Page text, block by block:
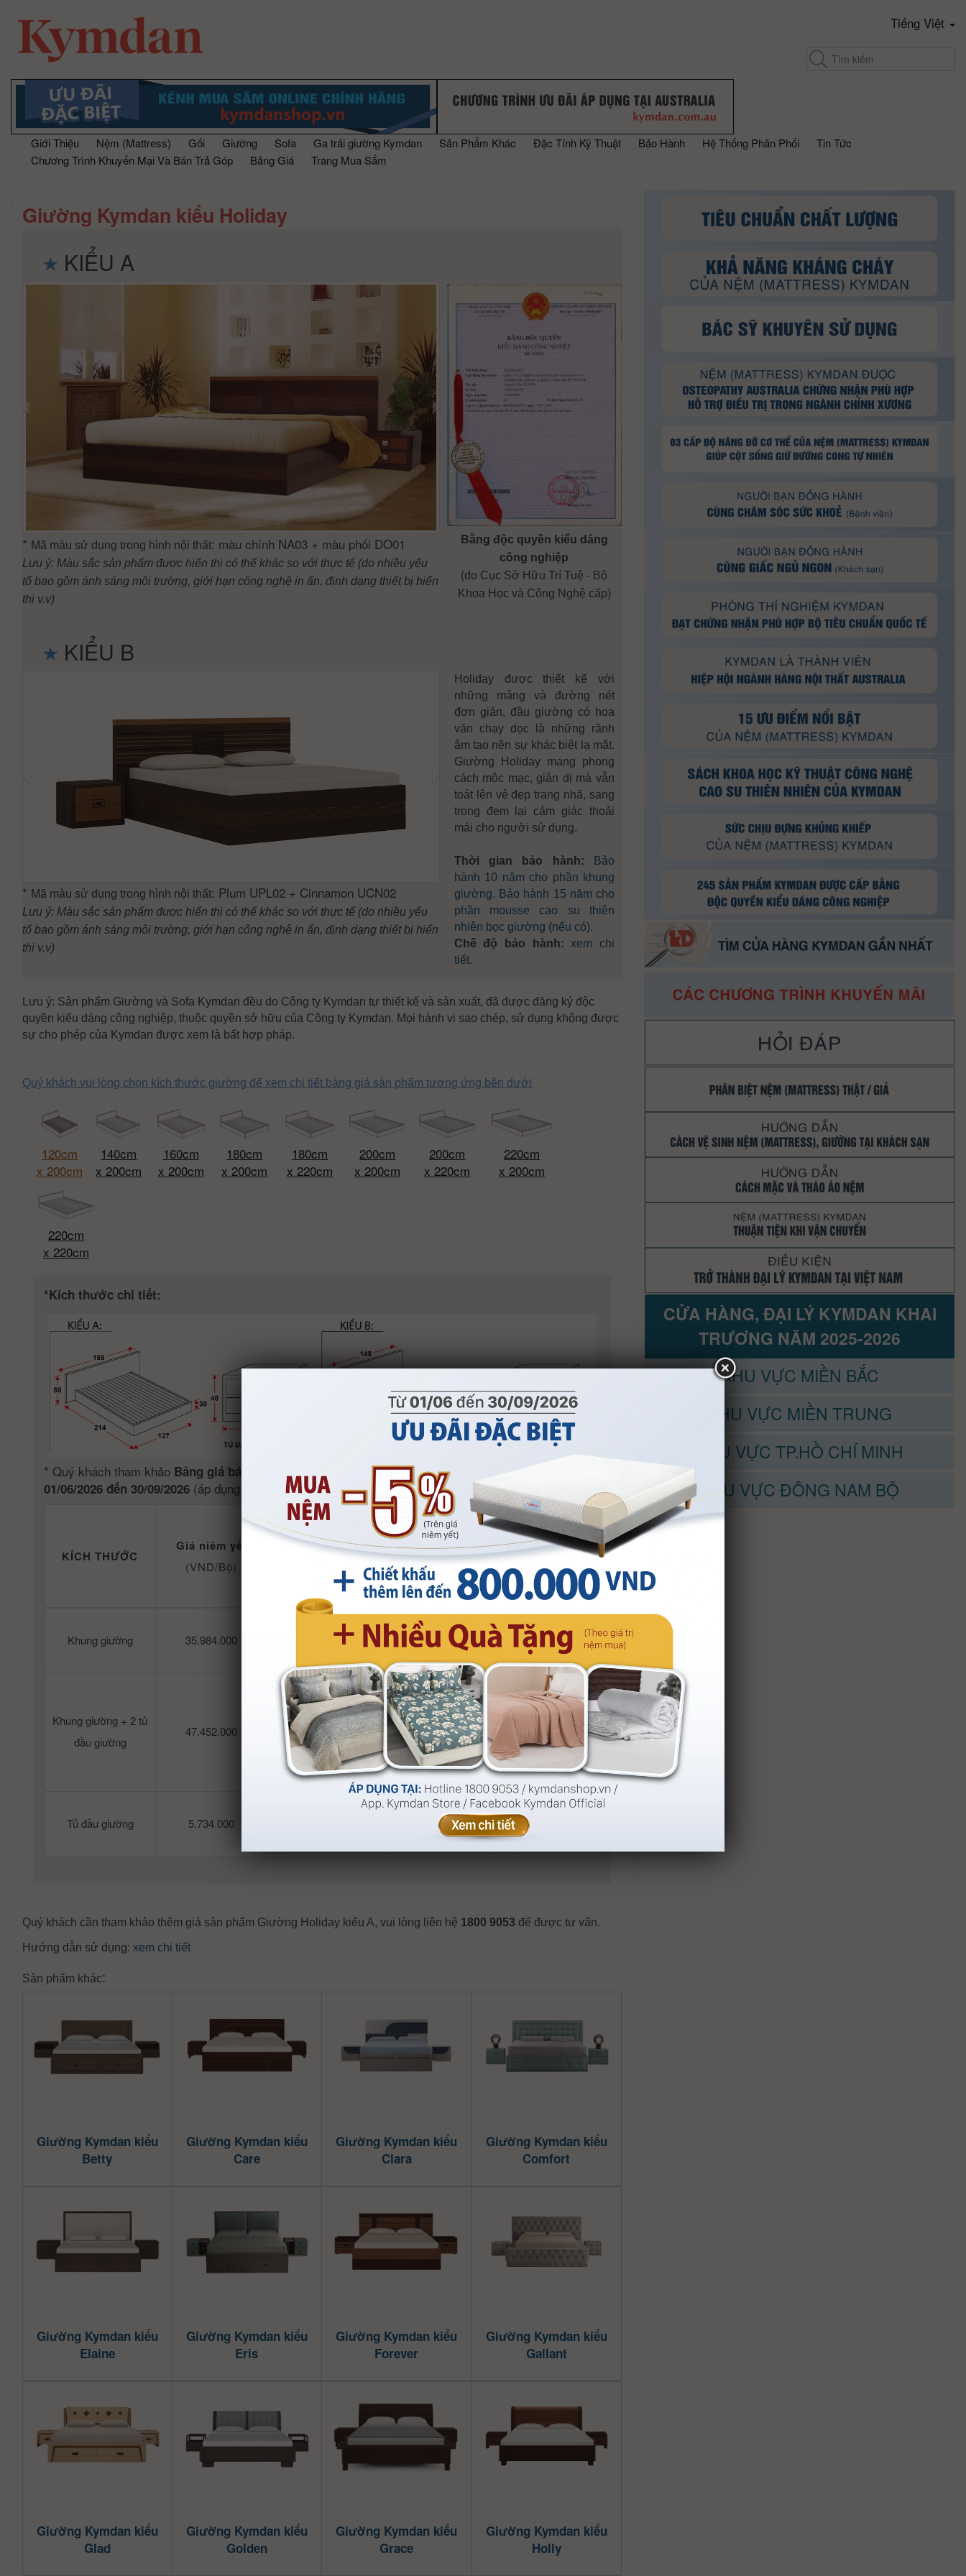
Tiếng Việt
Giới Thiệu Nệm (Mattress) Gối Giường Sofa Ga trải giường Kymdan Sản Phẩm Khác Đặc Tính Kỹ Thuật Bảo Hành Hệ Thống Phân Phối
Tin Tức
Chương Trình Khuyến Mại Và Bán Trả Góp
Bảng Giá Trang Mua Sắm
Giường Kymdan kiểu Holiday
KIỂU A
* Mã màu sử dụng trong hình nội thất: màu chính NA03 + màu phối DO01
Lưu ý: Màu sắc sản phẩm được hiển thị có thể khác so với thực tế (do nhiều yếu
tố bao gồm ánh sáng môi trường, giới hạn công nghệ in ấn, định dạng thiết bị hiển
thị v.v)
Bằng độc quyền kiểu dáng
công nghiệp
(do Cục Sở Hữu Trí Tuệ - Bộ
Khoa Học và Công Nghệ cấp)
KIỂU B
* Mã màu sử dụng trong hình nội thất: Plum UPL02 + Cinnamon UCN02
Lưu ý: Màu sắc sản phẩm được hiển thị có thể khác so với thực tế (do nhiều yếu
tố bao gồm ánh sáng môi trường, giới hạn công nghệ in ấn, định dạng thiết bị hiển
thị v.v)
Holiday được thiết kế với
những mảng và đường nét
đơn giản, đầu giường có hoa
văn chạy dọc là những rãnh
âm tạo nên sự khác biệt lạ mắt.
Giường Holiday mang phong
cách mộc mạc, giản dị mà vẫn
toát lên vẻ đẹp trang nhã, sang
trọng đem lại cảm giác thoải
mái cho người sử dụng.
Thời gian bảo hành:
Bảo
hành 10 năm cho phần khung
giường. Bảo hành 15 năm cho
phần mousse cao su thiên
nhiên bọc giường (nếu có).
Chế độ bảo hành:
xem chi
tiết.
Lưu ý: Sản phẩm Giường và Sofa Kymdan đều do Công ty Kymdan tự thiết kế và sản xuất, đã được đăng ký độc
quyền kiểu dáng công nghiệp, thuộc quyền sở hữu của Công ty Kymdan. Mọi hành vi sao chép, sử dụng không được
sự cho phép của Kymdan được xem là bất hợp pháp.
Quý khách vui lòng chọn kích thước giường để xem chi tiết bảng giá sản phẩm tương ứng bên dưới
120cm
x 200cm
140cm
x 200cm
160cm
x 200cm
180cm
x 200cm
180cm
x 220cm
200cm
x 200cm
200cm
x 220cm
220cm
x 200cm
220cm
x 220cm
*Kích thước chi tiết:
* Quý khách tham khảo Bảng giá bán lẻ Giường kiểu B theo Chương trình khuyến mại từ
01/06/2026 đến 30/09/2026 (áp dụng trong nước Việt Nam, đã bao gồm VAT). Đơn vị tính: VND
KÍCH THƯỚC
Giá niêm yết
(VND/Bộ)
Khuyến mại được áp dụng từ
01/06/2026 đến 30/09/2026
MUA SẢN PHẨM
Giá khuyến mãi giảm
Quà
tặng
Khung giường 35.984.000 34.180.000
Nhận thêm ưu đãi hấp dẫn
khi mua sắm online tại:
Website mua sắm chính
hãng
kymdanshop.vn
App Kymdan Store
Tổng đài1800 9053
Hỗ trợ trả góp 0% lãi suất
qua thẻ tín dụng (credit
card)(Xem chi tiết)
Tìm cửa hàng Kymdan gần
nhất
Khung giường + 2 tủ
đầu giường
47.452.000 45.070.000
Tủ đầu giường 5.734.000
Quý khách cần tham khảo thêm giá sản phẩm Giường Holiday kiểu A, vui lòng liên hệ 1800 9053 để được tư vấn.
Hướng dẫn sử dụng: xem chi tiết
Sản phẩm khác:
Giường Kymdan kiểu
Betty
Giường Kymdan kiểu
Care
Giường Kymdan kiểu
Clara
Giường Kymdan kiểu
Comfort
Giường Kymdan kiểu
Elaine
Giường Kymdan kiểu
Eris
Giường Kymdan kiểu
Forever
Giường Kymdan kiểu
Gallant
Giường Kymdan kiểu
Glad
Giường Kymdan kiểu
Golden
Giường Kymdan kiểu
Grace
Giường Kymdan kiểu
Holly
CỬA HÀNG, ĐẠI LÝ KYMDAN KHAI
TRƯƠNG NĂM 2025-2026
KHU VỰC MIỀN BẮC
KHU VỰC MIỀN TRUNG
KHU VỰC TP.HỒ CHÍ MINH
KHU VỰC ĐÔNG NAM BỘ